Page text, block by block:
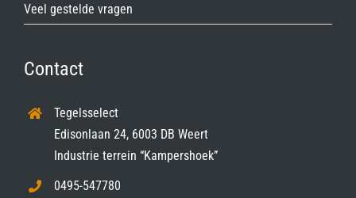
Veel gestelde vragen
Contact
Tegelsselect
Edisonlaan 24, 6003 DB Weert
Industrie terrein “Kampershoek”
0495-547780